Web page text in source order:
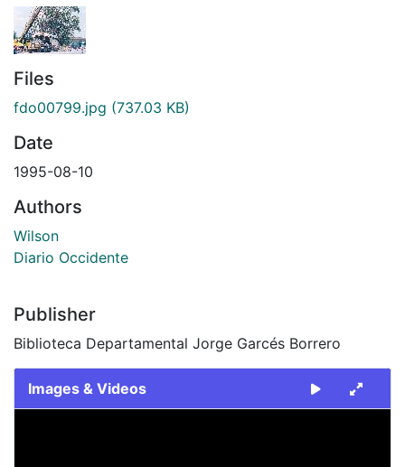
Files
fdo00799.jpg (737.03 KB)
Date
1995-08-10
Authors
Wilson
Diario Occidente
Publisher
Biblioteca Departamental Jorge Garcés Borrero
Images & Videos